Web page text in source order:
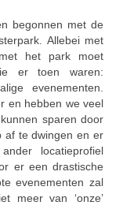
begonnen met de
Allebei met
het park moet
er toen waren:
evenementen.
en hebben we veel
sparen door
af te dwingen en er
locatieprofiel
er een drastische
evenementen zal
meer van ‘onze’